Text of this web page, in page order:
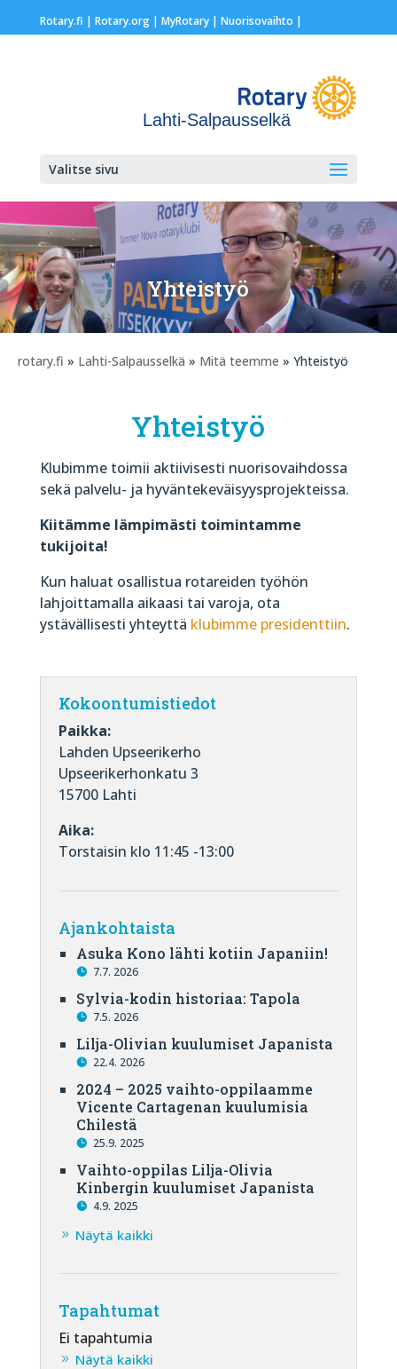
Rotary.fi | Rotary.org| MyRotary | Nuorisovaihto |
Lahti-Salpausselkä
Valitse sivu
Yhteistyö
rotary.fi » Lahti-Salpausselkä » Mitä teemme » Yhteistyö
Yhteistyö
Klubimme toimii aktiivisesti nuorisovaihdossa
sekä palvelu- ja hyväntekeväisyysprojekteissa.
Kiitämme lämpimästi toimintamme
tukijoita!
Kun haluat osallistua rotareiden työhön
lahjoittamalla aikaasi tai varoja, ota
ystävällisesti yhteyttä klubimme presidenttiin.
Kokoontumistiedot
Paikka:
Lahden Upseerikerho
Upseerikerhonkatu 3
15700 Lahti
Aika:
Torstaisin klo 11:45 -13:00
Ajankohtaista
Asuka Kono lähti kotiin Japaniin!
7.7. 2026
Sylvia-kodin historiaa: Tapola
7.5. 2026
Lilja-Olivian kuulumiset Japanista
22.4. 2026
2024 – 2025 vaihto-oppilaamme
Vicente Cartagenan kuulumisia
Chilestä
25.9. 2025
Vaihto-oppilas Lilja-Olivia
Kinbergin kuulumiset Japanista
4.9. 2025
Näytä kaikki
Tapahtumat
Ei tapahtumia
Näytä kaikki